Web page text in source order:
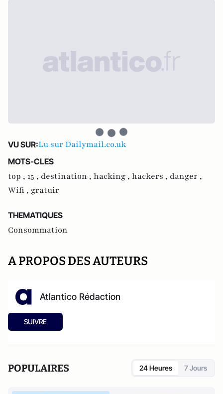
VU SUR:Lu sur Dailymail.co.uk
MOTS-CLES
top , 15 , destination , hacking , hackers , danger ,
Wifi , gratuir
THEMATIQUES
Consommation
A PROPOS DES AUTEURS
Atlantico Rédaction
SUIVRE
POPULAIRES 24 Heures 7 Jours